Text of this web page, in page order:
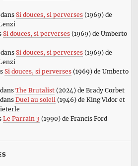
Si douces, si perverses(1969) de
Si douces, si perverses(1969) de Umberto
Si douces, si perverses(1969) de
Si douces, si perverses(1969) de Umberto
The Brutalist(2024) de Brady Corbet
Duel au soleil (1946) de King Vidor et
Le Parrain 3 (1990) de Francis Ford